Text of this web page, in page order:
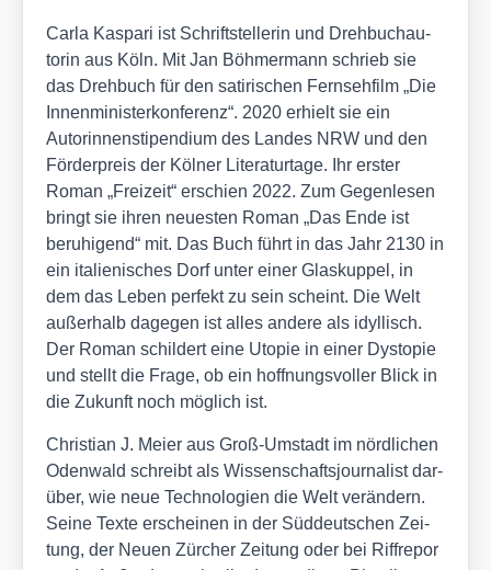
Car­la Kas­pa­ri ist Schrift­stel­le­rin und Dreh­buch­au­
to­rin aus Köln. Mit Jan Böh­mer­mann schrieb sie
das Dreh­buch für den sati­ri­schen Fern­seh­film „Die
Innen­mi­nis­ter­kon­fe­renz“. 2020 erhielt sie ein
Autorin­nen­sti­pen­di­um des Lan­des NRW und den
För­der­preis der Köl­ner Lite­ra­tur­ta­ge. Ihr ers­ter
Roman „Frei­zeit“ erschien 2022. Zum Gegen­le­sen
bringt sie ihren neu­es­ten Roman „Das Ende ist
beru­hi­gend“ mit. Das Buch führt in das Jahr 2130 in
ein ita­lie­ni­sches Dorf unter einer Glas­kup­pel, in
dem das Leben per­fekt zu sein scheint. Die Welt
außer­halb dage­gen ist alles ande­re als idyl­lisch.
Der Roman schil­dert eine Uto­pie in einer Dys­to­pie
und stellt die Fra­ge, ob ein hoff­nungs­vol­ler Blick in
die Zukunft noch mög­lich ist.
Chris­ti­an J. Mei­er aus Groß-Umstadt im nörd­li­chen
Oden­wald schreibt als Wis­sen­schafts­jour­na­list dar­
über, wie neue Tech­no­lo­gien die Welt ver­än­dern.
Sei­ne Tex­te erschei­nen in der Süd­deut­schen Zei­
tung, der Neu­en Zür­cher Zei­tung oder bei Riff​re​por​